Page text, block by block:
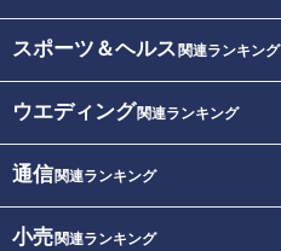
スポーツ＆ヘルス 関連ランキング
ウエディング関連ランキング
通信関連ランキング
小売関連ランキング